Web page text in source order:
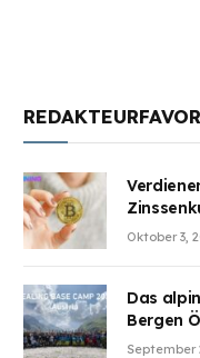
Oktober 3,
Das
Bergen
Wunden
September